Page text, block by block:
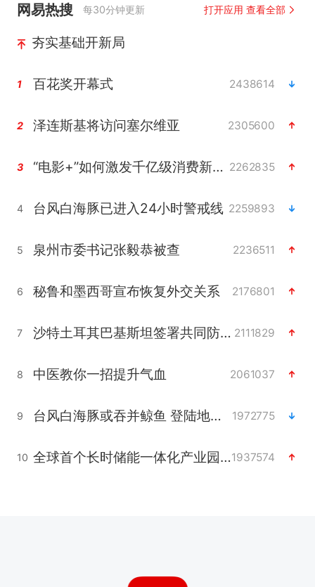
网易热搜 每30分钟更新 打开应用 查看全部
夯实基础开新局
1 百花奖开幕式 2438614
2 泽连斯基将访问塞尔维亚 2305600
3 “电影+”如何激发千亿级消费新活力？ 2262835
4 台风白海豚已进入24小时警戒线 2259893
5 泉州市委书记张毅恭被查 2236511
6 秘鲁和墨西哥宣布恢复外交关系 2176801
7 沙特土耳其巴基斯坦签署共同防务协议 2111829
8 中医教你一招提升气血 2061037
9 台风白海豚或吞并鲸鱼 登陆地点更新 1972775
10 全球首个长时储能一体化产业园量产1937574